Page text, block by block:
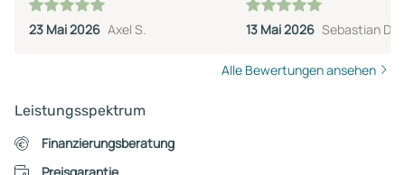
23 Mai 2026 Axel S. 13 Mai 2026 Sebastian D.
Alle Bewertungen ansehen
Leistungsspektrum
Finanzierungsberatung